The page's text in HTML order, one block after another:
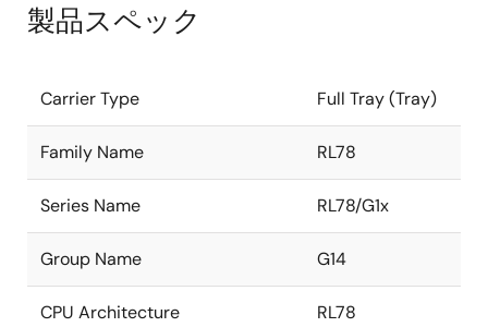
製品スペック
Carrier Type Full Tray (Tray)
Family Name RL78
Series Name RL78/G1x
Group Name G14
CPU Architecture RL78